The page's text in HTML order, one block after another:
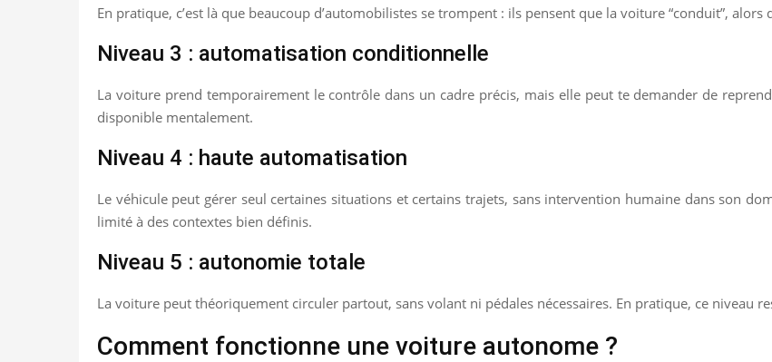
En pratique, c’est là que beaucoup d’automobilistes se trompent : ils pensent que la voiture “conduit”, alors
Niveau 3 : automatisation conditionnelle
La voiture prend temporairement le contrôle dans un cadre précis, mais elle peut te demander de
disponible mentalement.
Niveau 4 : haute automatisation
Le véhicule peut gérer seul certaines situations et certains trajets, sans intervention humaine dans son
limité à des contextes bien définis.
Niveau 5 : autonomie totale
La voiture peut théoriquement circuler partout, sans volant ni pédales nécessaires. En pratique, ce niveau
Comment fonctionne une voiture autonome ?